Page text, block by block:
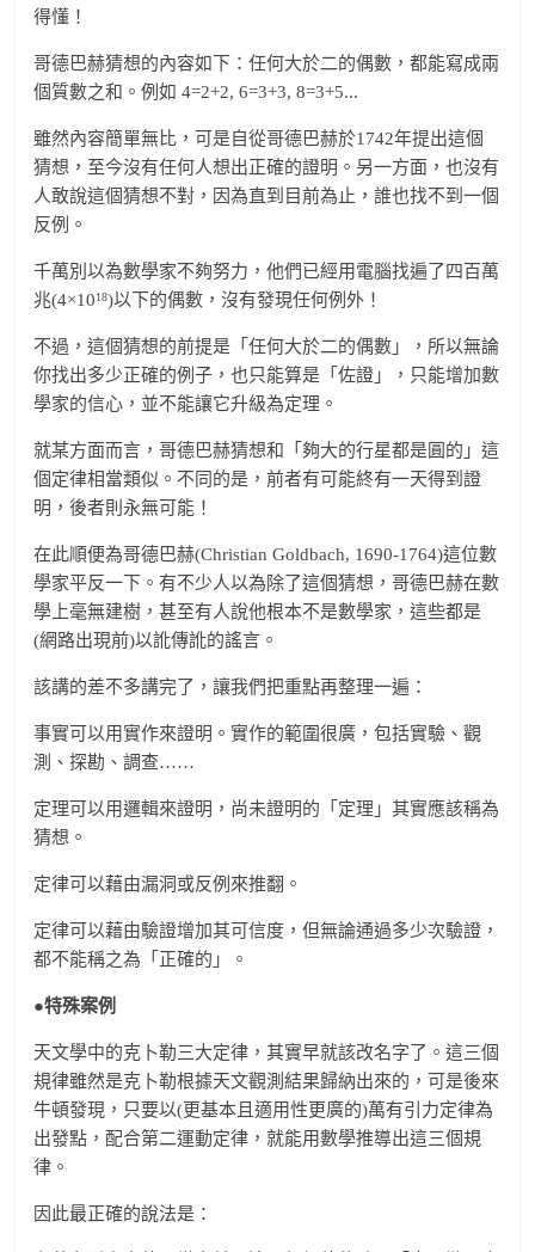
得懂！
哥德巴赫猜想的內容如下：任何大於二的偶數，都能寫成兩
個質數之和。例如 4=2+2, 6=3+3, 8=3+5...
雖然內容簡單無比，可是自從哥德巴赫於1742年提出這個
猜想，至今沒有任何人想出正確的證明。另一方面，也沒有
人敢說這個猜想不對，因為直到目前為止，誰也找不到一個
反例。
千萬別以為數學家不夠努力，他們已經用電腦找遍了四百萬
兆(4×1018)以下的偶數，沒有發現任何例外！
不過，這個猜想的前提是「任何大於二的偶數」，所以無論
你找出多少正確的例子，也只能算是「佐證」，只能增加數
學家的信心，並不能讓它升級為定理。
就某方面而言，哥德巴赫猜想和「夠大的行星都是圓的」這
個定律相當類似。不同的是，前者有可能終有一天得到證
明，後者則永無可能！
在此順便為哥德巴赫(Christian Goldbach, 1690-1764)這位數
學家平反一下。有不少人以為除了這個猜想，哥德巴赫在數
學上毫無建樹，甚至有人說他根本不是數學家，這些都是
(網路出現前)以訛傳訛的謠言。
該講的差不多講完了，讓我們把重點再整理一遍：
事實可以用實作來證明。實作的範圍很廣，包括實驗、觀
測、探勘、調查……
定理可以用邏輯來證明，尚未證明的「定理」其實應該稱為
猜想。
定律可以藉由漏洞或反例來推翻。
定律可以藉由驗證增加其可信度，但無論通過多少次驗證，
都不能稱之為「正確的」。
●特殊案例
天文學中的克卜勒三大定律，其實早就該改名字了。這三個
規律雖然是克卜勒根據天文觀測結果歸納出來的，可是後來
牛頓發現，只要以(更基本且適用性更廣的)萬有引力定律為
出發點，配合第二運動定律，就能用數學推導出這三個規
律。
因此最正確的說法是：